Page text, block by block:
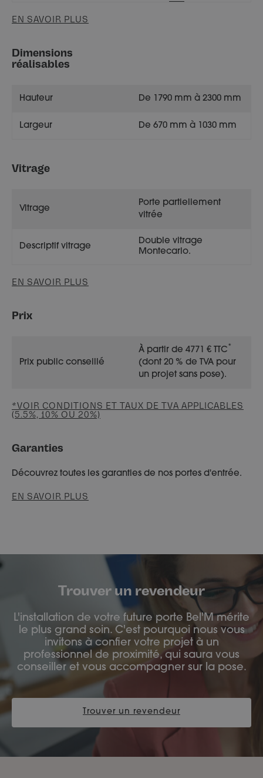
EN SAVOIR PLUS
Dimensions
réalisables
Hauteur De 1790 mm à 2300 mm
Largeur De 670 mm à 1030 mm
Vitrage
Vitrage
Porte partiellement
vitrée
Descriptif vitrage
Double vitrage
Montecarlo.
EN SAVOIR PLUS
Prix
Prix public conseillé
À partir de 4771 € TTC *
(dont 20 % de TVA pour
un projet sans pose).
*VOIR CONDITIONS ET TAUX DE TVA APPLICABLES
(5.5%, 10% OU 20%)
Garanties
Découvrez toutes les garanties de nos portes d'entrée.
EN SAVOIR PLUS
Trouver un revendeur
L'installation de votre future porte Bel'M mérite
le plus grand soin. C'est pourquoi nous vous
invitons à confier votre projet à un
professionnel de proximité, qui saura vous
conseiller et vous accompagner sur la pose.
Trouver un revendeur